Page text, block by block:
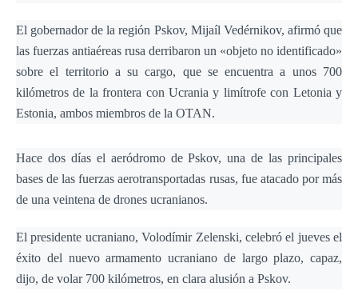
El gobernador de la región Pskov, Mijaíl Vedérnikov, afirmó que
las fuerzas antiaéreas rusa derribaron un «objeto no identificado»
sobre el territorio a su cargo, que se encuentra a unos 700
kilómetros de la frontera con Ucrania y limítrofe con Letonia y
Estonia, ambos miembros de la OTAN.
Hace dos días el aeródromo de Pskov, una de las principales
bases de las fuerzas aerotransportadas rusas, fue atacado por más
de una veintena de drones ucranianos.
El presidente ucraniano, Volodímir Zelenski, celebró el jueves el
éxito del nuevo armamento ucraniano de largo plazo, capaz,
dijo, de volar 700 kilómetros, en clara alusión a Pskov.